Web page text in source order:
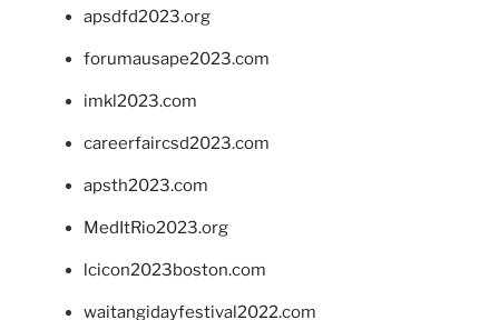
apsdfd2023.org
forumausape2023.com
imkl2023.com
careerfaircsd2023.com
apsth2023.com
MedItRio2023.org
lcicon2023boston.com
waitangidayfestival2022.com